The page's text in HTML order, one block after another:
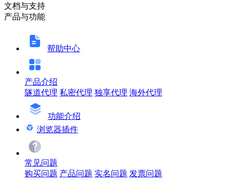
文档与支持
产品与功能
帮助中心
产品介绍
隧道代理 私密代理 独享代理 海外代理
功能介绍
浏览器插件
常见问题
购买问题 产品问题 实名问题 发票问题